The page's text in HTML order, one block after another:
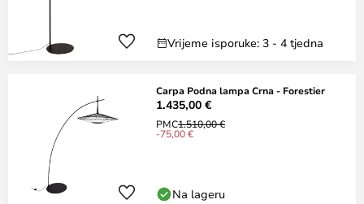
Vrijeme isporuke: 3 - 4 tjedna
Carpa Podna lampa Crna - Forestier
1.435,00 €
PMC1.510,00 €
-75,00 €
Na lageru